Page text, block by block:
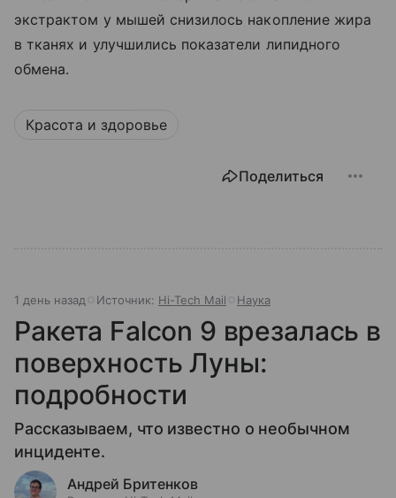
экстрактом у мышей снизилось накопление жира
в тканях и улучшились показатели липидного
обмена.
Красота и здоровье
Поделиться
1 день назад Источник: Hi-Tech Mail Наука
Ракета Falcon 9 врезалась в
поверхность Луны:
подробности
Рассказываем, что известно о необычном
инциденте.
Андрей Бритенков